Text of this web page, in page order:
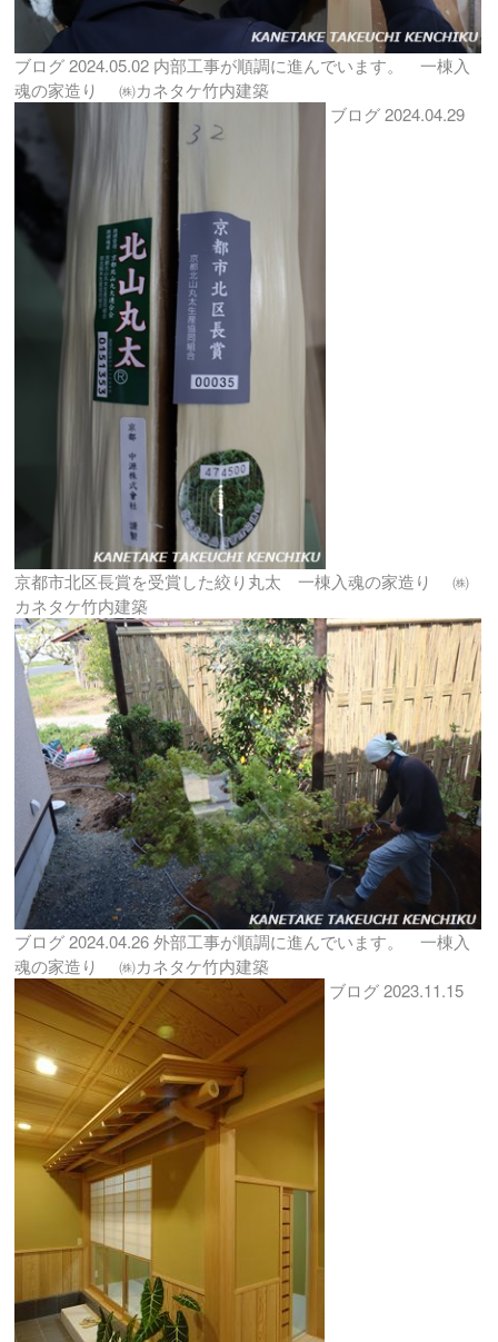
ブログ2024.05.02 内部工事が順調に進んでいます。 一棟入
魂の家造り ㈱カネタケ竹内建築
ブログ2024.04.29
京都市北区長賞を受賞した絞り丸太 一棟入魂の家造り ㈱
カネタケ竹内建築
ブログ2024.04.26 外部工事が順調に進んでいます。 一棟入
魂の家造り ㈱カネタケ竹内建築
ブログ2023.11.15